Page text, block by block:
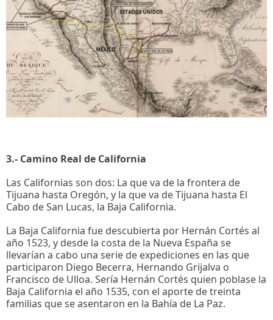
3.- Camino Real de California
Las Californias son dos: La que va de la frontera de
Tijuana hasta Oregón, y la que va de Tijuana hasta El
Cabo de San Lucas, la Baja California.
La Baja California fue descubierta por Hernán Cortés al
año 1523, y desde la costa de la Nueva España se
llevarían a cabo una serie de expediciones en las que
participaron Diego Becerra, Hernando Grijalva o
Francisco de Ulloa. Sería Hernán Cortés quien poblase la
Baja California el año 1535, con el aporte de treinta
familias que se asentaron en la Bahía de La Paz.